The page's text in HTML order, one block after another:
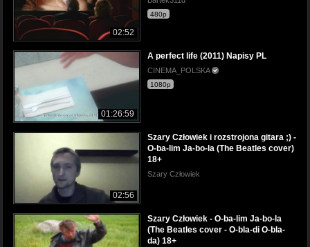
02:52
480p
01:26:59
A perfect life (2011) Napisy PL
CINEMA_POLSKA
1080p
02:56
Szary Człowiek i rozstrojona gitara ;) -
O-ba-lim Ja-bo-la (The Beatles cover)
18+
Szary Człowiek
Szary Człowiek - O-ba-lim Ja-bo-la
(The Beatles cover - O-bla-di O-bla-
da) 18+